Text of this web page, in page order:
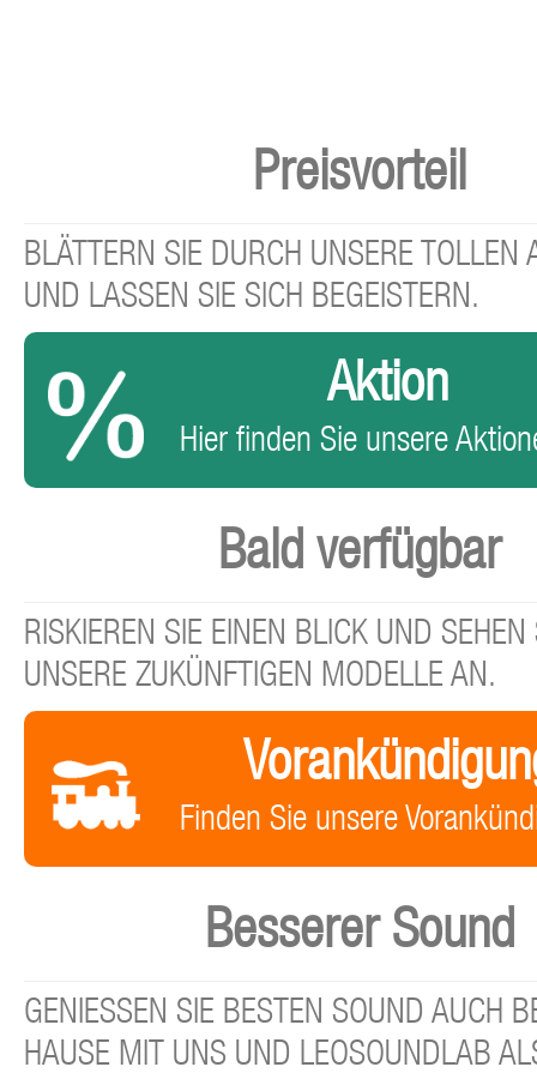
Preisvorteil
BLÄTTERN SIE DURCH UNSERE TOLLEN
UND LASSEN SIE SICH BEGEISTERN.
Aktion
Hier finden Sie unsere
Bald verfügbar
RISKIEREN SIE EINEN BLICK UND SEHEN
UNSERE ZUKÜNFTIGEN MODELLE AN.
Finden Sie unsere
Besserer Sound
GENIESSEN SIE BESTEN SOUND AUCH
HAUSE MIT UNS UND LEOSOUNDLAB